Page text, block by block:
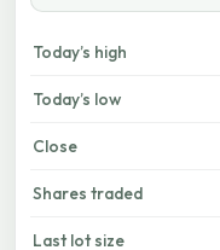
Today’s high
Today’s low
Close
Shares traded
Last lot size